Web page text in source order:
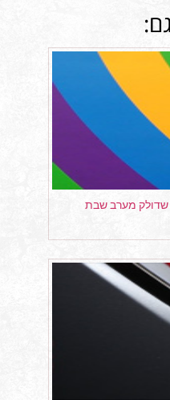
שדולק מערב שבת